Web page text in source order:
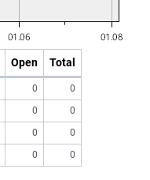
Open Total
0
0
0
0
0
0
0 0